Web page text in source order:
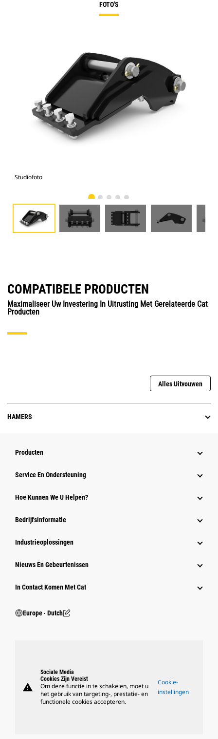
FOTO'S
Studiofoto
COMPATIBELE PRODUCTEN
Maximaliseer Uw Investering In Uitrusting Met Gerelateerde Cat
Producten
Alles Uitvouwen
HAMERS
Producten
Service En Ondersteuning
Hoe Kunnen We U Helpen?
Bedrijfsinformatie
Industrieoplossingen
Nieuws En Gebeurtenissen
In Contact Komen Met Cat
Europe ‧ Dutch
warning
Sociale Media
Cookies Zijn Vereist
Om deze functie in te schakelen, moet u
het gebruik van targeting-, prestatie- en
functionele cookies accepteren.
Cookie-
instellingen